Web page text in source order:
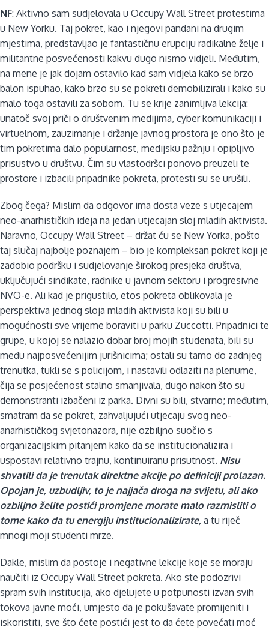
NF: Aktivno sam sudjelovala u Occupy Wall Street protestima
u New Yorku. Taj pokret, kao i njegovi pandani na drugim
mjestima, predstavljao je fantastičnu erupciju radikalne želje i
militantne posvećenosti kakvu dugo nismo vidjeli. Međutim,
na mene je jak dojam ostavilo kad sam vidjela kako se brzo
balon ispuhao, kako brzo su se pokreti demobilizirali i kako su
malo toga ostavili za sobom. Tu se krije zanimljiva lekcija:
unatoč svoj priči o društvenim medijima, cyber komunikaciji i
virtuelnom, zauzimanje i držanje javnog prostora je ono što je
tim pokretima dalo popularnost, medijsku pažnju i opipljivo
prisustvo u društvu. Čim su vlastodršci ponovo preuzeli te
prostore i izbacili pripadnike pokreta, protesti su se urušili.
Zbog čega? Mislim da odgovor ima dosta veze s utjecajem
neo-anarhističkih ideja na jedan utjecajan sloj mladih aktivista.
Naravno, Occupy Wall Street – držat ću se New Yorka, pošto
taj slučaj najbolje poznajem – bio je kompleksan pokret koji je
zadobio podršku i sudjelovanje širokog presjeka društva,
uključujući sindikate, radnike u javnom sektoru i progresivne
NVO-e. Ali kad je prigustilo, etos pokreta oblikovala je
perspektiva jednog sloja mladih aktivista koji su bili u
mogućnosti sve vrijeme boraviti u parku Zuccotti. Pripadnici te
grupe, u kojoj se nalazio dobar broj mojih studenata, bili su
među najposvećenijim jurišnicima; ostali su tamo do zadnjeg
trenutka, tukli se s policijom, i nastavili odlaziti na plenume,
čija se posjećenost stalno smanjivala, dugo nakon što su
demonstranti izbačeni iz parka. Divni su bili, stvarno; međutim,
smatram da se pokret, zahvaljujući utjecaju svog neo-
anarhističkog svjetonazora, nije ozbiljno suočio s
organizacijskim pitanjem kako da se institucionalizira i
uspostavi relativno trajnu, kontinuiranu prisutnost. Nisu
shvatili da je trenutak direktne akcije po definiciji prolazan.
Opojan je, uzbudljiv, to je najjača droga na svijetu, ali ako
ozbiljno želite postići promjene morate malo razmisliti o
tome kako da tu energiju institucionalizirate, a tu riječ
mnogi moji studenti mrze.
Dakle, mislim da postoje i negativne lekcije koje se moraju
naučiti iz Occupy Wall Street pokreta. Ako ste podozrivi
spram svih institucija, ako djelujete u potpunosti izvan svih
tokova javne moći, umjesto da je pokušavate promijeniti i
iskoristiti, sve što ćete postići jest to da ćete povećati moć